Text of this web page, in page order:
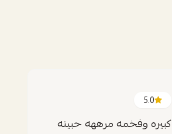
5.0
كبيره وفخمه مرههه حبيته